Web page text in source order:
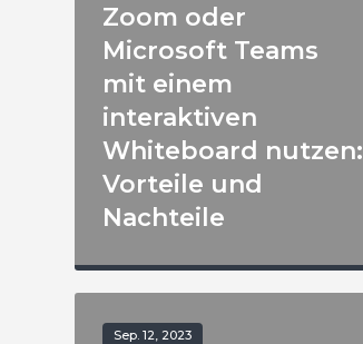
Zoom oder
Microsoft Teams
mit einem
interaktiven
Whiteboard nutzen:
Vorteile und
Nachteile
Sep. 12, 2023